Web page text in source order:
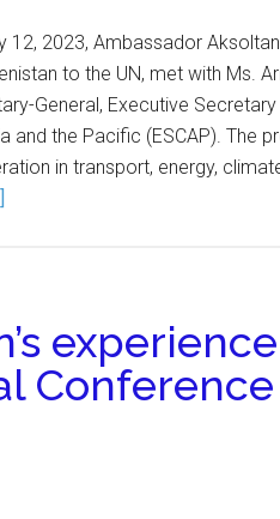
12, 2023, Ambassador
to the UN, met with Ms.
General, Executive
and the Pacific (ESCAP). The
in transport, energy,